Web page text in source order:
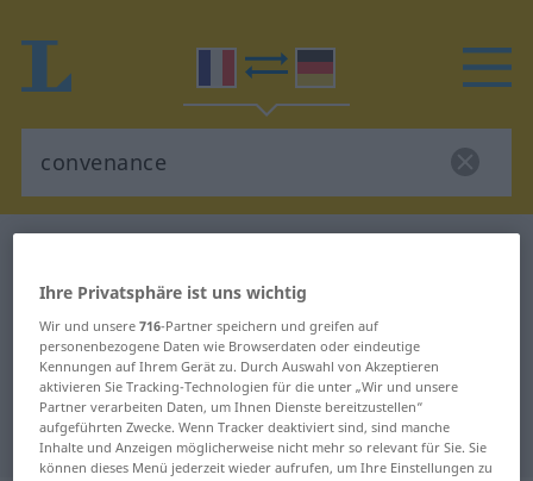
Französisch-Deutsch Übersetzung
für "convenance"
"convenance" Deutsch
Übersetzung
Ihre Privatsphäre ist uns wichtig
Wir und unsere716-Partner speichern und greifen auf
personenbezogene Daten wie Browserdaten oder eindeutige
Kennungen auf Ihrem Gerät zu. Durch Auswahl von Akzeptieren
aktivieren Sie Tracking-Technologien für die unter „Wir und unsere
Partner verarbeiten Daten, um Ihnen Dienste bereitzustellen“
aufgeführten Zwecke. Wenn Tracker deaktiviert sind, sind manche
Inhalte und Anzeigen möglicherweise nicht mehr so relevant für Sie. Sie
können dieses Menü jederzeit wieder aufrufen, um Ihre Einstellungen zu